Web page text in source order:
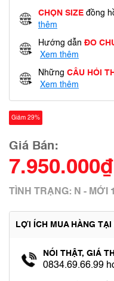
CHỌN SIZE đồng
thêm
Hướng dẫn ĐO
Xem thêm
Những CÂU HỎI
Xem thêm
Giảm 29%
Giá Bán:
7.950.000₫
TÌNH TRẠNG: N -
LỢI ÍCH MUA HÀNG TẠI
NÓI THẬT, GIÁ
0834.69.66.99